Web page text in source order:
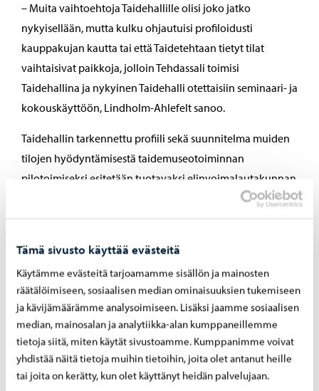
Tämä sivusto käyttää evästeitä
Käytämme evästeitä tarjoamamme sisällön ja mainosten
räätälöimiseen, sosiaalisen median ominaisuuksien tukemiseen
ja kävijämäärämme analysoimiseen. Lisäksi jaamme sosiaalisen
median, mainosalan ja analytiikka-alan kumppaneillemme
tietoja siitä, miten käytät sivustoamme. Kumppanimme voivat
yhdistää näitä tietoja muihin tietoihin, joita olet antanut heille
tai joita on kerätty, kun olet käyttänyt heidän palvelujaan.
– Muita vaihtoehtoja Taidehallille olisi joko jatko
nykyisellään, mutta kulku ohjautuisi profiloidusti
kauppakujan kautta tai että Taidetehtaan tietyt tilat
vaihtaisivat paikkoja, jolloin Tehdassali toimisi
Taidehallina ja nykyinen Taidehalli otettaisiin seminaari- ja
kokouskäyttöön, Lindholm-Ahlefelt sanoo.
Taidehallin tarkennettu profiili sekä suunnitelma muiden
tilojen hyödyntämisestä taidemuseotoiminnan
pilotoimiseksi esitetään tuotavaksi elinvoimalautakunnan
Vaihtoehtoina tarkasteltu myös
kunnallista ja osakeyhtiömallia
Kaksi muuta selvityksessä tarkasteltua mallia ovat niin
kutsutut kunnallinen malli ja osakeyhtiömalli.
Kunnallisessa mallissa Taidetehtaan päätahona toimisi
Porvoon kaupunki, ja Taidetehdasta johtaisi vapaa-